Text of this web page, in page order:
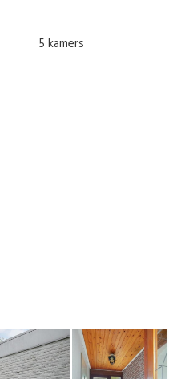
5 kamers